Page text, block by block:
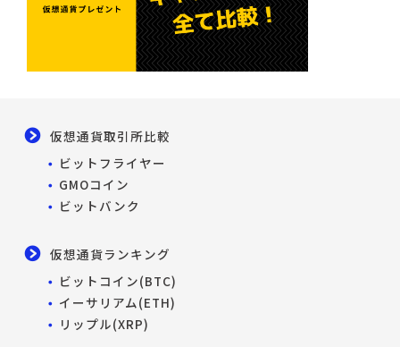
仮想通貨取引所比較
ビットフライヤー
GMOコイン
ビットバンク
仮想通貨ランキング
ビットコイン(BTC)
イーサリアム(ETH)
リップル(XRP)